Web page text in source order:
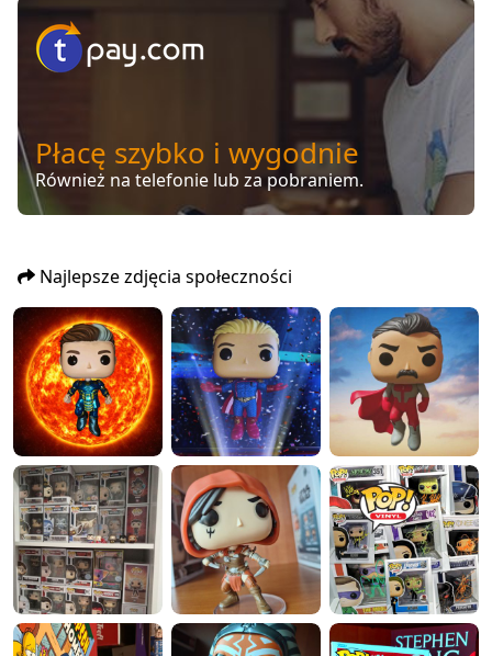
Płacę szybko i wygodnie
Również na telefonie lub za pobraniem.
Najlepsze zdjęcia społeczności